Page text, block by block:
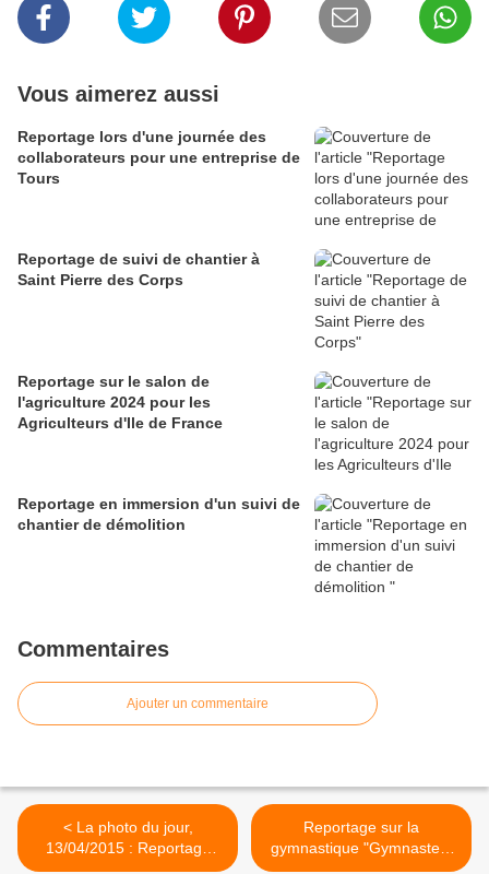
Vous aimerez aussi
Reportage lors d'une journée des
collaborateurs pour une entreprise de
Tours
Reportage de suivi de chantier à
Saint Pierre des Corps
Reportage sur le salon de
l'agriculture 2024 pour les
Agriculteurs d'Ile de France
Reportage en immersion d'un suivi de
chantier de démolition
Commentaires
Ajouter un commentaire
< La photo du jour,
13/04/2015 : Reportage
dans l'Aquarium du Val de
Reportage sur la
gymnastique "Gymnastes"
Année 2013, Le 3 Mai >